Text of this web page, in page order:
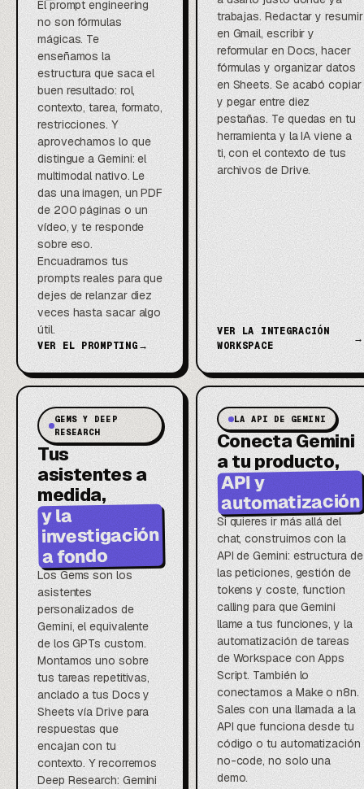
El prompt engineering
no son fórmulas
mágicas. Te
enseñamos la
estructura que saca el
buen resultado: rol,
contexto, tarea, formato,
restricciones. Y
aprovechamos lo que
distingue a Gemini: el
multimodal nativo. Le
das una imagen, un PDF
de 200 páginas o un
vídeo, y te responde
sobre eso.
Encuadramos tus
prompts reales para que
dejes de relanzar diez
veces hasta sacar algo
útil.
VER EL PROMPTING→
trabajas. Redactar y resumir
en Gmail, escribir y
reformular en Docs, hacer
fórmulas y organizar datos
en Sheets. Se acabó copiar
y pegar entre diez
pestañas. Te quedas en tu
herramienta y la IA viene a
ti, con el contexto de tus
archivos de Drive.
VER LA INTEGRACIÓN
WORKSPACE
→
GEMS Y DEEP
RESEARCH
Tus
asistentes a
medida,
y la
investigación
a fondo
Los Gems son los
asistentes
personalizados de
Gemini, el equivalente
de los GPTs custom.
Montamos uno sobre
tus tareas repetitivas,
anclado a tus Docs y
Sheets vía Drive para
respuestas que
encajan con tu
contexto. Y recorremos
Deep Research: Gemini
LA API DE GEMINI
Conecta Gemini
a tu producto,
API y
automatización
Si quieres ir más allá del
chat, construimos con la
API de Gemini: estructura de
las peticiones, gestión de
tokens y coste, function
calling para que Gemini
llame a tus funciones, y la
automatización de tareas
de Workspace con Apps
Script. También lo
conectamos a Make o n8n.
Sales con una llamada a la
API que funciona desde tu
código o tu automatización
no-code, no solo una
demo.